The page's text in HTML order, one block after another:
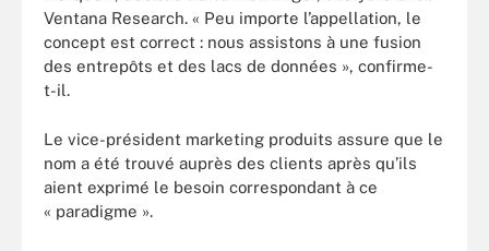
Ventana Research. « Peu importe l’appellation, le
concept est correct : nous assistons à une fusion
des entrepôts et des lacs de données », confirme-
t-il.
Le vice-président marketing produits assure que le
nom a été trouvé auprès des clients après qu’ils
aient exprimé le besoin correspondant à ce
« paradigme ».